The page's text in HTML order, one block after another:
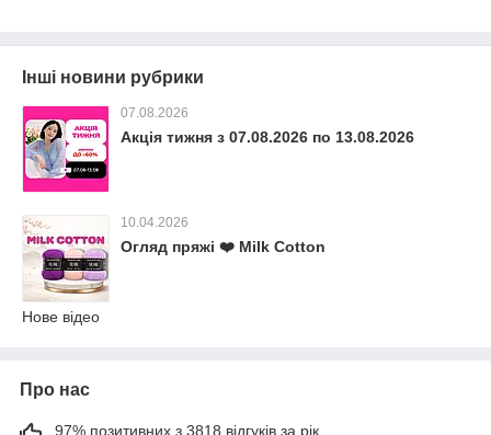
Інші новини рубрики
07.08.2026
Акція тижня з 07.08.2026 по 13.08.2026
10.04.2026
Огляд пряжі ❤️ Milk Cotton
Нове відео
Про нас
97% позитивних з 3818 відгуків за рік